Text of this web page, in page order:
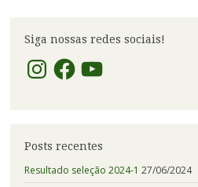
Siga nossas redes sociais!
InstagramFacebookYouTube
Posts recentes
Resultado seleção 2024-1 27/06/2024